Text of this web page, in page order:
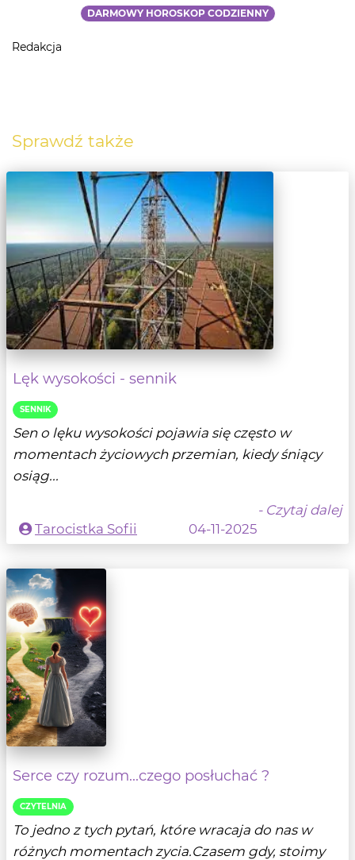
DARMOWY HOROSKOP CODZIENNY
Redakcja
Sprawdź także
Lęk wysokości - sennik
SENNIK
Sen o lęku wysokości pojawia się często w
momentach życiowych przemian, kiedy śniący
osiąg...
- Czytaj dalej
Tarocistka Sofii
04-11-2025
Serce czy rozum...czego posłuchać ?
CZYTELNIA
To jedno z tych pytań, które wracaja do nas w
różnych momentach zycia.Czasem gdy, stoimy